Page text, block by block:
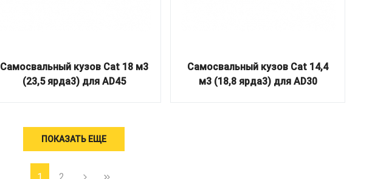
Самосвальный кузов Cat 18 м3
(23,5 ярда3) для AD45
Самосвальный кузов Cat 14,4
м3 (18,8 ярда3) для AD30
ПОКАЗАТЬ ЕЩЕ
1 2